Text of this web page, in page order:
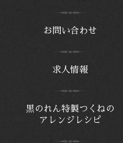
お問い合わせ
求人情報
黒のれん特製つくねの
アレンジレシピ